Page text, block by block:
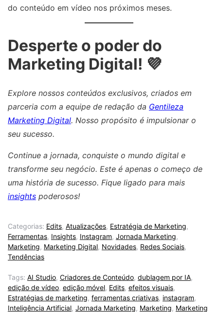
do conteúdo em vídeo nos próximos meses.
Desperte o poder do
Marketing Digital! 💜
Explore nossos conteúdos exclusivos, criados em
parceria com a equipe de redação da Gentileza
Marketing Digital. Nosso propósito é impulsionar o
seu sucesso.
Continue a jornada, conquiste o mundo digital e
transforme seu negócio. Este é apenas o começo de
uma história de sucesso. Fique ligado para mais
insights poderosos!
Categorias: Edits, Atualizações, Estratégia de Marketing,
Ferramentas, Insights, Instagram, Jornada Marketing,
Marketing, Marketing Digital, Novidades, Redes Sociais,
Tendências
Tags: AI Studio, Criadores de Conteúdo, dublagem por IA,
edição de vídeo, edição móvel, Edits, efeitos visuais,
Estratégias de marketing, ferramentas criativas, instagram,
Inteligência Artificial, Jornada Marketing, Marketing, Marketing